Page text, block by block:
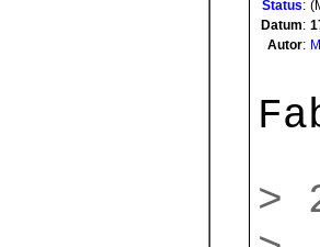
Status:
Datum:
Autor:
>